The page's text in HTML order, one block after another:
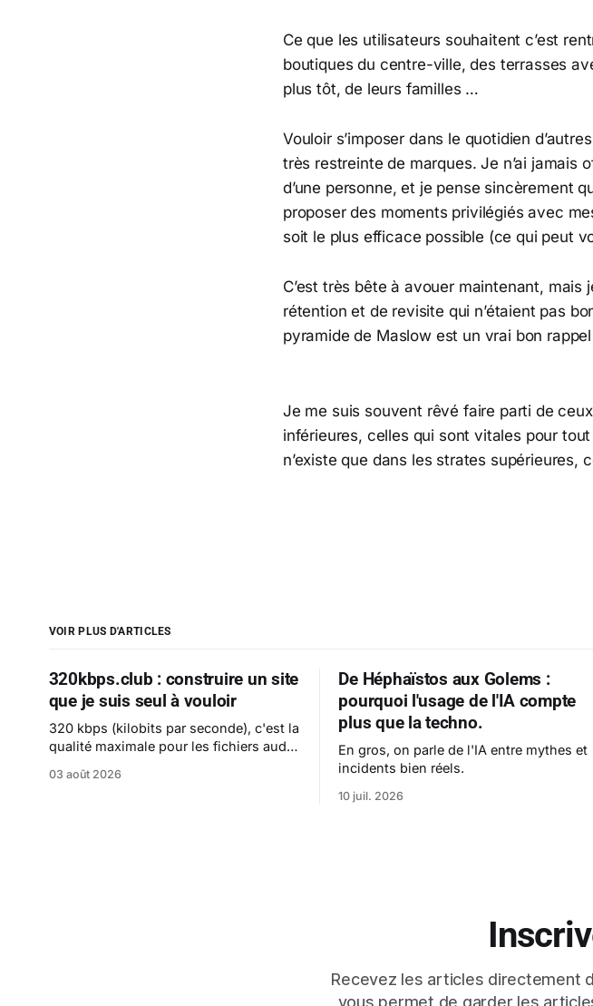
Ce que les utilisateurs souhaitent c’est
boutiques du centre-ville, des terrasses
plus tôt, de leurs familles …
Vouloir s’imposer dans le quotidien
très restreinte de marques. Je n’ai jamais
d’une personne, et je pense sincèrement
proposer des moments privilégiés avec
soit le plus efficace possible (ce qui peut
C’est très bête à avouer maintenant, mais
rétention et de revisite qui n’étaient pas
pyramide de Maslow est un vrai bon
Je me suis souvent rêvé faire parti de
inférieures, celles qui sont vitales pour
n’existe que dans les strates supérieures,
VOIR PLUS D'ARTICLES
320kbps.club : construire un site
que je suis seul à vouloir
320 kbps (kilobits par seconde), c'est la
qualité maximale pour les fichiers audio
03 août 2026
De Héphaïstos aux Golems :
pourquoi l'usage de l'IA compte
plus que la techno.
En gros, on parle de l'IA entre mythes et
incidents bien réels.
10 juil. 2026
Recevez les articles directement
vous permet de garder les